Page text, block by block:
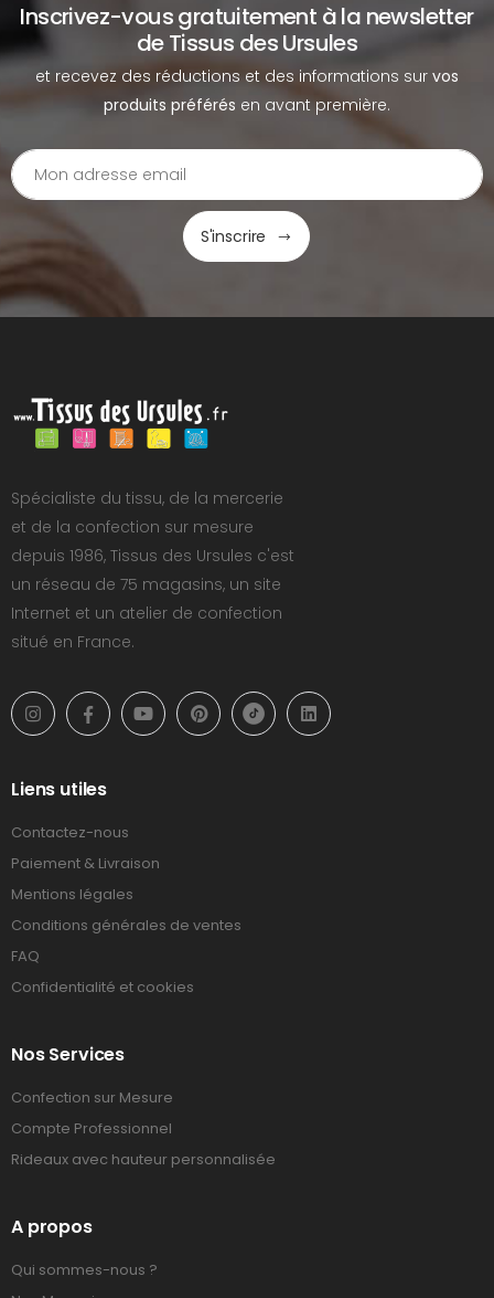
Inscrivez-vous gratuitement à la newsletter
de Tissus des Ursules
et recevez des réductions et des informations sur vos
produits préférés en avant première.
S'inscrire
Spécialiste du tissu, de la mercerie
et de la confection sur mesure
depuis 1986, Tissus des Ursules c'est
un réseau de 75 magasins, un site
Internet et un atelier de confection
situé en France.
Liens utiles
Contactez-nous
Paiement & Livraison
Mentions légales
Conditions générales de ventes
FAQ
Confidentialité et cookies
Nos Services
Confection sur Mesure
Compte Professionnel
Rideaux avec hauteur personnalisée
A propos
Qui sommes-nous ?